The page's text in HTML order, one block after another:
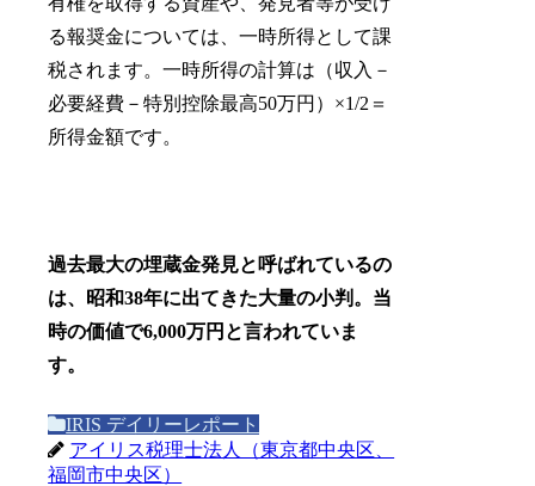
る報奨金については、一時所得として課
税されます。一時所得の計算は（収入－
必要経費－特別控除最高50万円）×1/2＝
所得金額です。
過去最大の埋蔵金発見と呼ばれているの
は、昭和38年に出てきた大量の小判。当
時の価値で6,000万円と言われていま
す。
IRIS デイリーレポート
アイリス税理士法人（東京都中央区、
福岡市中央区）